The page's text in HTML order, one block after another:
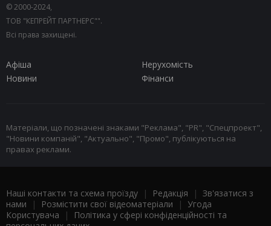
© 2000-2024,
ТОВ "КЕПРЕЙТ ПАРТНЕРС"".
Всі права захищені.
Афіша
Нерухомість
Новини
Фінанси
Матеріали, що позначені знаками "Реклама", "PR", "Спецпроект",
"Новини компаній", "Актуально", "Промо", публікуються на
правах реклами.
Наші контакти та схема проїзду | Редакція | Зв'язатися з
нами | Розмістити свої відеоматеріали | Угода
Користувача |
Політика у сфері конфіденційності та